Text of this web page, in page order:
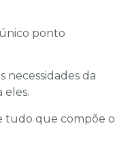
ponto
necessidades da
eles.
tudo que compõe o